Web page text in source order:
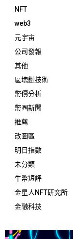
NFT
web3
元宇宙
公司發報
其他
區塊鏈技術
幣價分析
幣圈新聞
推薦
改圖區
明日指數
未分類
牛幣短評
金星人NFT研究所
金融科技